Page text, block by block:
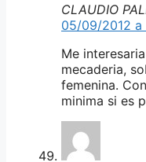
CLAUDIO
05/09/2012 a
Me
mecaderia,
femenina.
minima si es